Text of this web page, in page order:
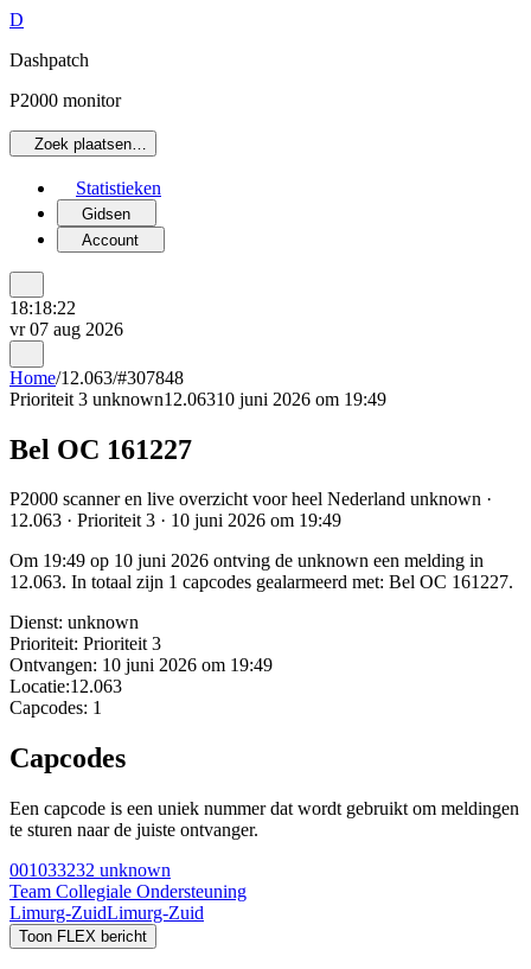
D
Dashpatch
P2000 monitor
Zoek plaatsen…
Statistieken
Gidsen
Account
18:18:22
vr 07 aug 2026
Home/12.063/#307848
Prioriteit 3 unknown12.06310 juni 2026 om 19:49
Bel OC 161227
P2000 scanner en live overzicht voor heel Nederland unknown ·
12.063 · Prioriteit 3 · 10 juni 2026 om 19:49
Om 19:49 op 10 juni 2026 ontving de unknown een melding in
12.063. In totaal zijn 1 capcodes gealarmeerd met: Bel OC 161227.
Dienst: unknown
Prioriteit: Prioriteit 3
Ontvangen: 10 juni 2026 om 19:49
Locatie:12.063
Capcodes: 1
Capcodes
Een capcode is een uniek nummer dat wordt gebruikt om meldingen
te sturen naar de juiste ontvanger.
001033232 unknown
Team Collegiale Ondersteuning
Limurg-ZuidLimurg-Zuid
Toon FLEX bericht